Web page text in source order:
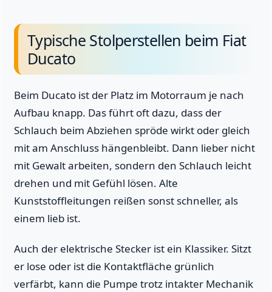
Typische Stolperstellen beim Fiat
Ducato
Beim Ducato ist der Platz im Motorraum je nach
Aufbau knapp. Das führt oft dazu, dass der
Schlauch beim Abziehen spröde wirkt oder gleich
mit am Anschluss hängenbleibt. Dann lieber nicht
mit Gewalt arbeiten, sondern den Schlauch leicht
drehen und mit Gefühl lösen. Alte
Kunststoffleitungen reißen sonst schneller, als
einem lieb ist.
Auch der elektrische Stecker ist ein Klassiker. Sitzt
er lose oder ist die Kontaktfläche grünlich
verfärbt, kann die Pumpe trotz intakter Mechanik